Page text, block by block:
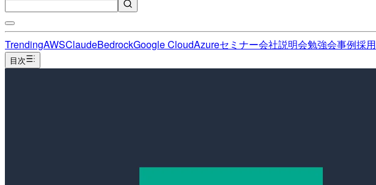
TrendingAWSClaudeBedrockGoogle CloudAzureセミナー会社説明会勉強会事例採用
目次